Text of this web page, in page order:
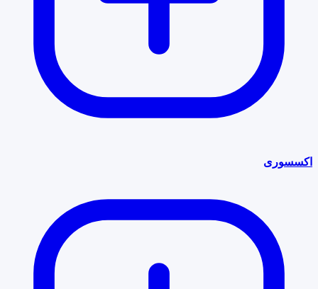
اکسسوری